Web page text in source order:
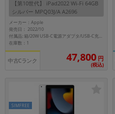
【第10世代】 iPad2022 Wi-Fi 64GB
シルバー MPQ03J/A A2696
メーカー：Apple
発売日： 2022/10
付属品: 箱/20W USB-C電源アダプタ/USB-C充電ケーブル(1m)/マニュアル
在庫数：1
中古Cランク 47,800 円
(税込)
SIMFREE